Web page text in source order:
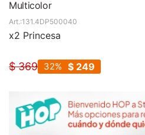
Multicolor
131.4DP500040
x2 Princesa
$ 369 $ 249
32